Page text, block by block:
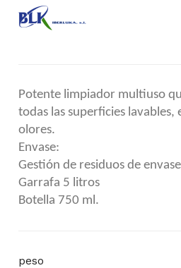
Potente limpiador multiuso
todas las superficies
olores.
Envase:
Gestión de residuos de
Garrafa 5 litros
Botella 750 ml.
peso